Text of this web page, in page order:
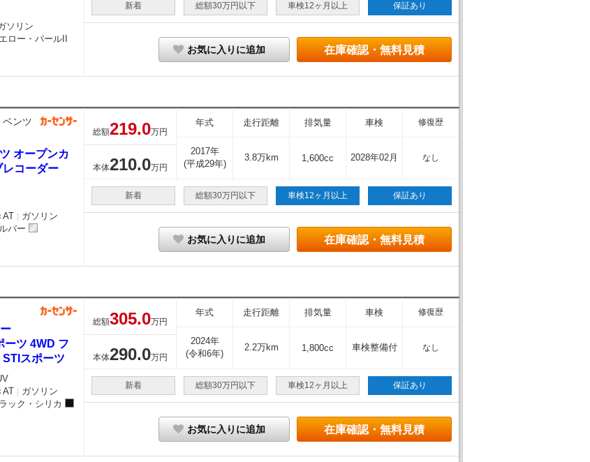
ソリン
ロー・パールII
新着 総額30万円以下 車検12ヶ月以上 保証あり
在庫確認・無料見積
お気に入りに追加
ベンツ
オープンカ
レコーダー
AT ｜ ガソリン
バー
総額219.0万円
本体210.0万円
年式 走行距離 排気量 車検 修復歴
2017年
(平成29年)
3.8万km 1,600cc 2028年02月 なし
新着 総額30万円以下 車検12ヶ月以上 保証あり
在庫確認・無料見積
お気に入りに追加
ーツ 4WD フ
STIスポーツ
AT ｜ ガソリン
ック・シリカ
総額305.0万円
本体290.0万円
年式 走行距離 排気量 車検 修復歴
2024年
(令和6年)
2.2万km 1,800cc 車検整備付 なし
新着 総額30万円以下 車検12ヶ月以上 保証あり
在庫確認・無料見積
お気に入りに追加